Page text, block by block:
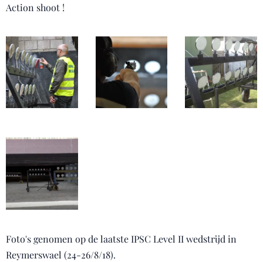
Action shoot !
Foto's genomen op de laatste IPSC Level II wedstrijd in
Reymerswael (24-26/8/18).